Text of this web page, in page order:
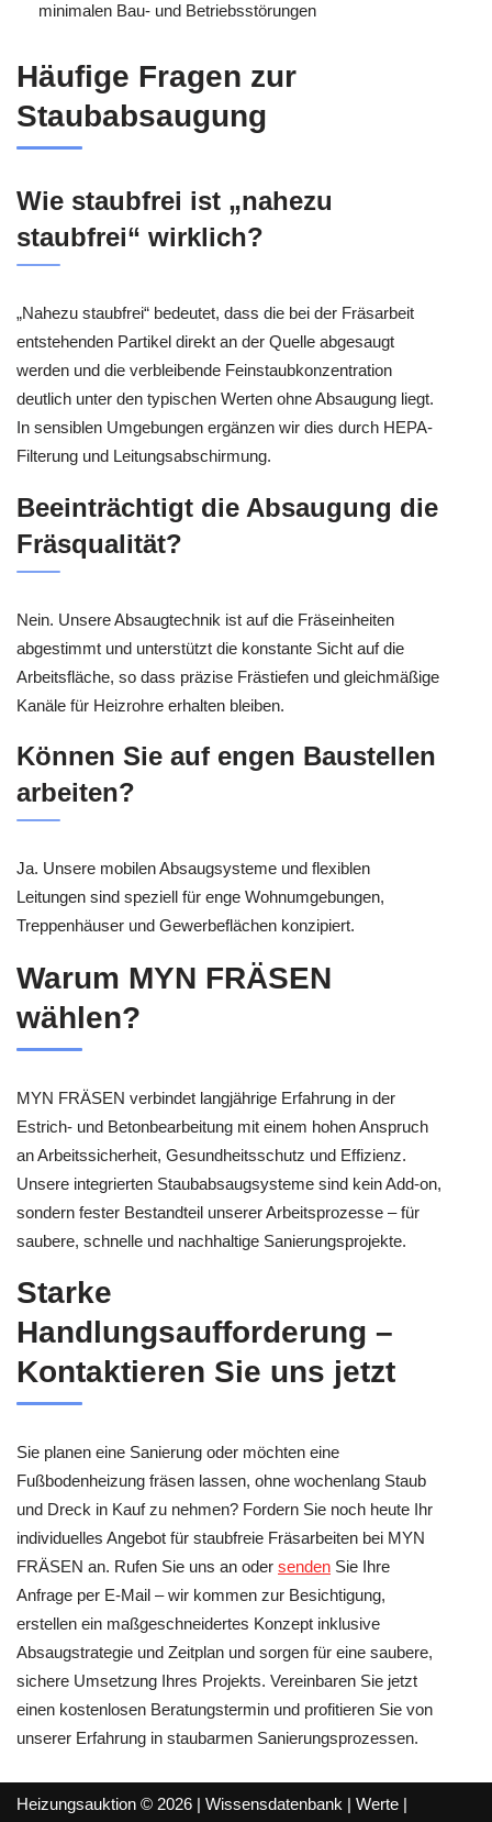
minimalen Bau- und Betriebsstörungen
Häufige Fragen zur
Staubabsaugung
Wie staubfrei ist „nahezu
staubfrei“ wirklich?
„Nahezu staubfrei“ bedeutet, dass die bei der Fräsarbeit
entstehenden Partikel direkt an der Quelle abgesaugt
werden und die verbleibende Feinstaubkonzentration
deutlich unter den typischen Werten ohne Absaugung liegt.
In sensiblen Umgebungen ergänzen wir dies durch HEPA-
Filterung und Leitungsabschirmung.
Beeinträchtigt die Absaugung die
Fräsqualität?
Nein. Unsere Absaugtechnik ist auf die Fräseinheiten
abgestimmt und unterstützt die konstante Sicht auf die
Arbeitsfläche, so dass präzise Frästiefen und gleichmäßige
Kanäle für Heizrohre erhalten bleiben.
Können Sie auf engen Baustellen
arbeiten?
Ja. Unsere mobilen Absaugsysteme und flexiblen
Leitungen sind speziell für enge Wohnumgebungen,
Treppenhäuser und Gewerbeflächen konzipiert.
Warum MYN FRÄSEN
wählen?
MYN FRÄSEN verbindet langjährige Erfahrung in der
Estrich- und Betonbearbeitung mit einem hohen Anspruch
an Arbeitssicherheit, Gesundheitsschutz und Effizienz.
Unsere integrierten Staubabsaugsysteme sind kein Add-on,
sondern fester Bestandteil unserer Arbeitsprozesse – für
saubere, schnelle und nachhaltige Sanierungsprojekte.
Starke
Handlungsaufforderung –
Kontaktieren Sie uns jetzt
Sie planen eine Sanierung oder möchten eine
Fußbodenheizung fräsen lassen, ohne wochenlang Staub
und Dreck in Kauf zu nehmen? Fordern Sie noch heute Ihr
individuelles Angebot für staubfreie Fräsarbeiten bei MYN
FRÄSEN an. Rufen Sie uns an oder senden Sie Ihre
Anfrage per E‑Mail – wir kommen zur Besichtigung,
erstellen ein maßgeschneidertes Konzept inklusive
Absaugstrategie und Zeitplan und sorgen für eine saubere,
sichere Umsetzung Ihres Projekts. Vereinbaren Sie jetzt
einen kostenlosen Beratungstermin und profitieren Sie von
unserer Erfahrung in staubarmen Sanierungsprozessen.
Heizungsauktion © 2026 | Wissensdatenbank | Werte |